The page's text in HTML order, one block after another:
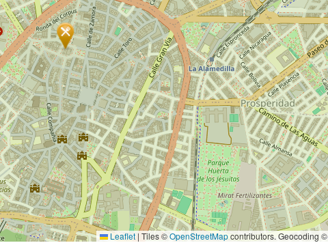
Leaflet | Tiles ©OpenStreetMapcontributors. Geocoding ©